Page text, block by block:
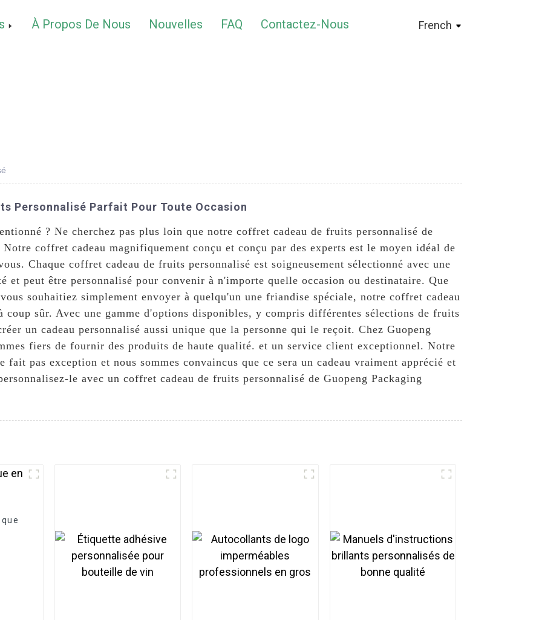
À Propos De Nous Nouvelles FAQ Contactez-Nous French
Personnalisé Parfait Pour Toute Occasion
? Ne cherchez pas plus loin que notre coffret cadeau de fruits personnalisé de
coffret cadeau magnifiquement conçu et conçu par des experts est le moyen idéal de
Chaque coffret cadeau de fruits personnalisé est soigneusement sélectionné avec une
et peut être personnalisé pour convenir à n'importe quelle occasion ou destinataire. Que
souhaitiez simplement envoyer à quelqu'un une friandise spéciale, notre coffret cadeau
coup sûr. Avec une gamme d'options disponibles, y compris différentes sélections de fruits
un cadeau personnalisé aussi unique que la personne qui le reçoit. Chez Guopeng
fiers de fournir des produits de haute qualité. et un service client exceptionnel. Notre
pas exception et nous sommes convaincus que ce sera un cadeau vraiment apprécié et
le avec un coffret cadeau de fruits personnalisé de Guopeng Packaging